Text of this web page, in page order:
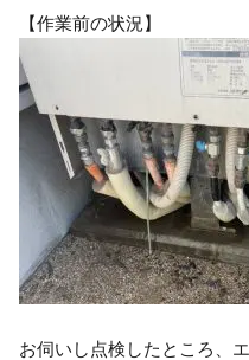
【作業前の状況】
お伺いし点検したところ、